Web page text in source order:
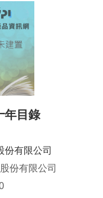
年目錄
份有限公司
份有限公司